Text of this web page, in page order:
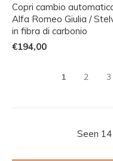
Copri cambio
Alfa Romeo Giulia /
in fibra di carbonio
€194,00
1 2 3
Seen